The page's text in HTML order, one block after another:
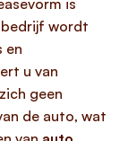
is
wordt
en
u van
geen
de auto, wat